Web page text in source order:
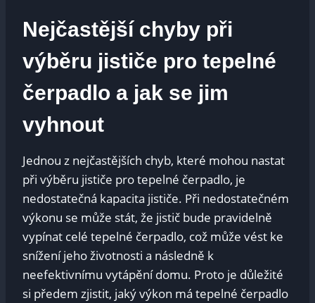
Nejčastější chyby ‍při
‌výběru ‍jističe pro tepelné​
čerpadlo a ⁢jak se jim
vyhnout
Jednou‍ z‍ nejčastějších⁢ chyb, ⁢které mohou ⁣nastat
při výběru jističe pro tepelné čerpadlo, je⁢
nedostatečná kapacita jističe. Při nedostatečném
výkonu se‍ může stát, že jistič bude pravidelně
⁢vypínat celé tepelné čerpadlo, což ⁢může​ vést ke
snížení ​jeho životnosti⁤ a⁤ následně k‍
neefektivnímu vytápění ​domu. Proto ‌je důležité
si předem ​zjistit, ‍jaký výkon má tepelné⁢ čerpadlo